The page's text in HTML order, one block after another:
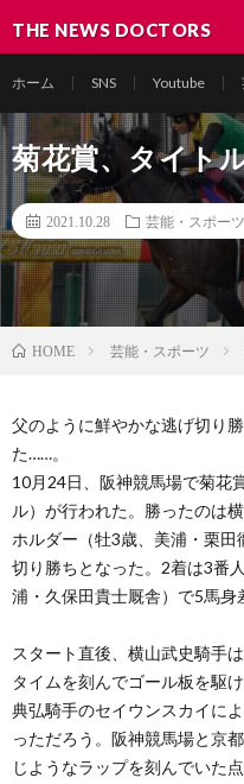
THE NEWS DOCTORS
ホーム SNS Youtube
菊花賞、タイト
2021.10.28 芸能・スポーツ
HOME 芸能・スポーツ
父のように鮮やかな逃げ切り
た……。
10月24日、阪神競馬場で菊花
ル）が行われた。勝ったのは
ホルダー（牡3歳、美浦・栗
切り勝ちとなった。2着は3番
浦・久保田貴士厩舎）で5馬身
スタート直後、横山武史騎手
タイムを刻んでゴール板を駆
典弘騎手のセイウンスカイに
っただろう。阪神競馬場と京
じようなラップを刻んでいた